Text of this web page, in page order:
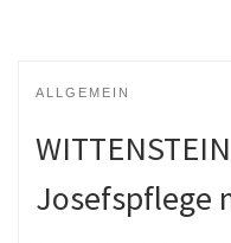
ALLGEMEIN
Josefspflege